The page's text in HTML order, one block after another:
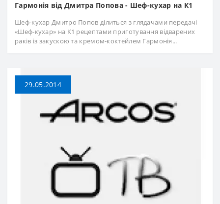
Гармонія від Дмитра Попова - Шеф-кухар на К1
Шеф-кухар Дмитро Попов ділиться з глядачами передачі
«Шеф-кухар» на К1 рецептами приготування відварених
раків із закускою та кремом-коктейлем Гармонія...
29.05.2014